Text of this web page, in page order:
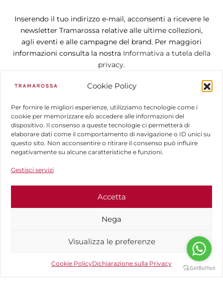
Cookie Policy
Per fornire le migliori esperienze, utilizziamo tecnologie come i
cookie per memorizzare e/o accedere alle informazioni del
dispositivo. Il consenso a queste tecnologie ci permetterà di
elaborare dati come il comportamento di navigazione o ID unici su
questo sito. Non acconsentire o ritirare il consenso può influire
negativamente su alcune caratteristiche e funzioni.
Gestisci servizi
Accetta
Nega
Visualizza le preferenze
Cookie PolicyDichiarazione sulla Privacy
Inserendo il tuo indirizzo e-mail, acconsenti a ricevere le
newsletter Tramarossa relative alle ultime collezioni,
agli eventi e alle campagne del brand. Per maggiori
informazioni consulta la nostra Informativa a tutela della
privacy.